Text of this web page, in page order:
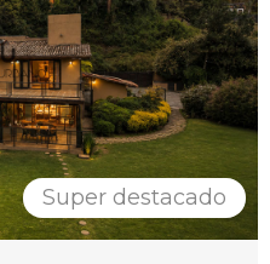
Super destacado